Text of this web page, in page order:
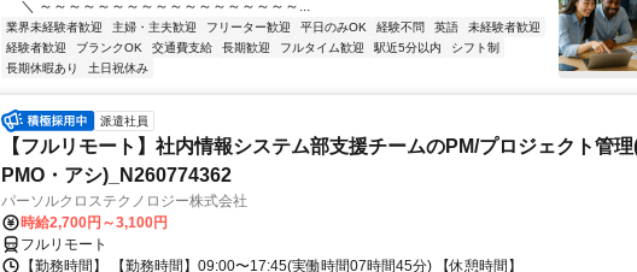
＼ ～～～～～～～～～～～～～～～～～～...
業界未経験者歓迎 主婦・主夫歓迎 フリーター歓迎 平日のみOK 経験不問 英語
未経験者歓迎
経験者歓迎
ブランクOK 交通費支給 長期歓迎 フルタイム歓迎 駅近5分以内
シフト制
長期休暇あり
土日祝休み
派遣社員
【フルリモート】社内情報システム部支援チームのPM/プロジェクト管
PMO・アシ)_N260774362
パーソルクロステクノロジー株式会社
時給2,700円～3,100円
フルリモート
【勤務時間】 【勤務時間】09:00〜17:45(実働時間07時間45分) 【休憩時間】